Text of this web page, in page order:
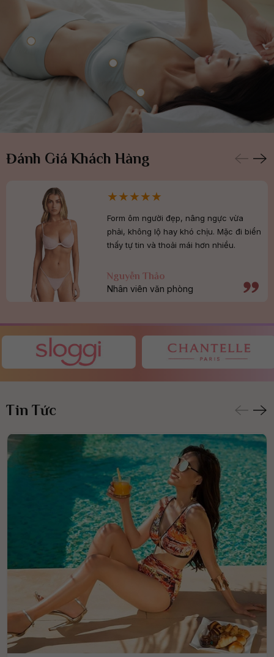
Đánh Giá Khách Hàng
Form ôm người đẹp, nâng ngực vừa
phải, không lộ hay khó chịu. Mặc đi biển
thấy tự tin và thoải mái hơn nhiều.
Nguyễn Thảo
Nhân viên văn phòng
Tin Tức